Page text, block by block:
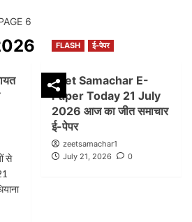
6
से
FLASH ई-पेपर
Jeet Samachar E-
Paper Today 21 July
2026 आज का जीत समाचार
ई-पेपर
zeetsamachar1
July 21, 2026
0